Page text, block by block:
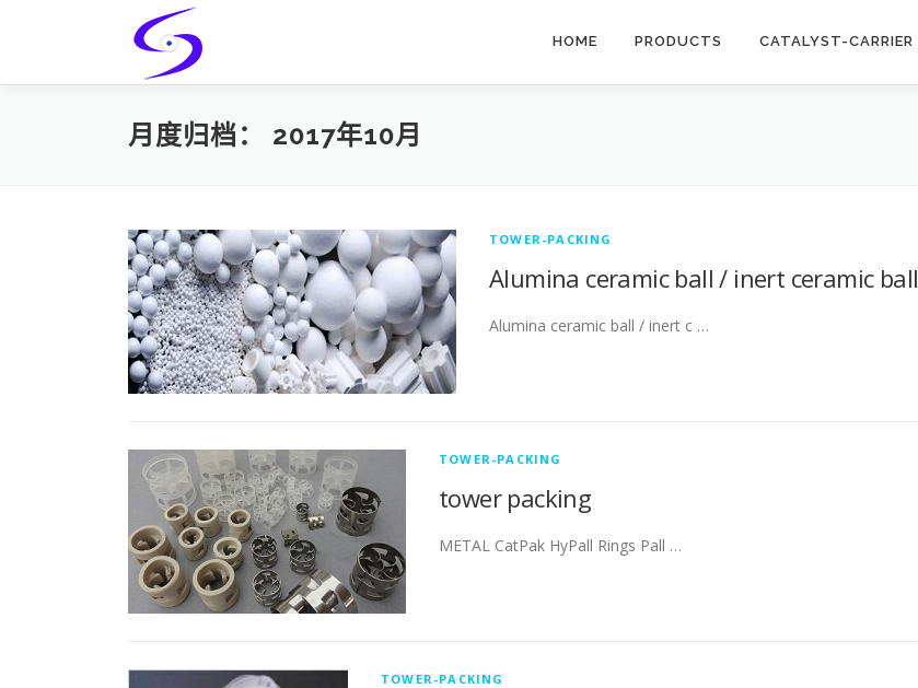
HOME PRODUCTS CATALYST-CARRIER
月度归档： 2017年10月
TOWER-PACKING
Alumina ceramic ball / inert ceramic ball
Alumina ceramic ball / inert c …
TOWER-PACKING
tower packing
METAL CatPak HyPall Rings Pall …
TOWER-PACKING